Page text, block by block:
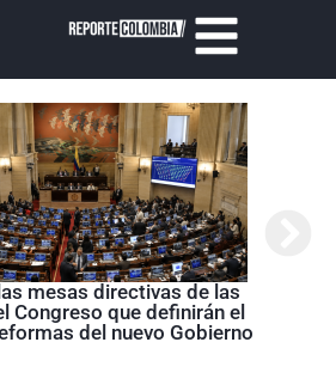
mesas directivas de las
Congreso que definirán el
del nuevo Gobierno